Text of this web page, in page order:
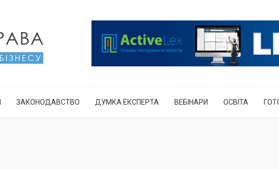
ЗАКОНОДАВСТВО ДУМКА ЕКСПЕРТА ВЕБІНАРИ ОСВІТА